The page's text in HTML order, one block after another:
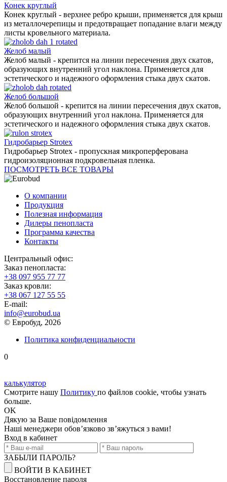
Конек круглый
Конек круглый - верхнее ребро крыши, применяется для крыш
из металлочерепицы и предотвращает попадание влаги между
листы кровельного материала.
Желоб малый
Желоб малый - крепится на линии пересечения двух скатов,
образующих внутренний угол наклона. Применяется для
эстетического и надежного оформления стыка двух скатов.
Желоб большой
Желоб большой - крепится на линии пересечения двух скатов,
образующих внутренний угол наклона. Применяется для
эстетического и надежного оформления стыка двух скатов.
Гидробарьер Strotex
Гидробарьер Strotex - пропускная микроперферована
гидроизоляционная подкровельная пленка.
ПОСМОТРЕТЬ ВСЕ ТОВАРЫ
О компании
Продукция
Полезная информация
Дилеры пенопласта
Программа качества
Контакты
Центральный офис:
Заказ пенопласта:
+38 097 955 77 77
Заказ кровли:
+38 067 127 55 55
Е-mail:
info@eurobud.ua
© Евробуд, 2026
Политика конфиденциальности
0
калькулятор
Смотрите нашу Политику по файлов cookie, чтобы узнать
больше.
OK
Дякую за Ваше повідомлення
Наші менеджери обов’язково зв’яжуться з вами!
Вход в кабинет
ЗАБЫЛИ ПАРОЛЬ?
ВОЙТИ В КАБИНЕТ
Восстановление пароля